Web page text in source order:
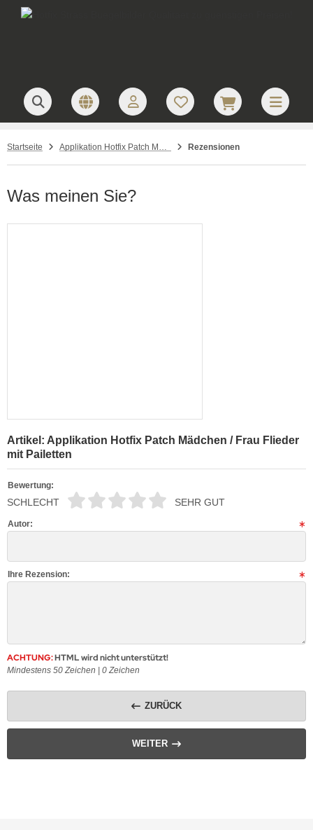
Startseite Applikation Hotfix Patch Mädchen / Frau Flieder mit Pailetten Rezensionen
Was meinen Sie?
Artikel: Applikation Hotfix Patch Mädchen / Frau Flieder
mit Pailetten
Bewertung:
SCHLECHT SEHR GUT
Autor:
Ihre Rezension:
ACHTUNG:HTML wird nicht unterstützt!
Mindestens 50 Zeichen | 0 Zeichen
ZURÜCK
WEITER